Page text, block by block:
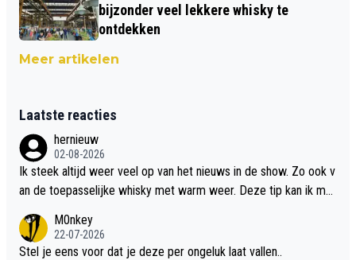
bijzonder veel lekkere whisky te
ontdekken
Meer artikelen
Laatste reacties
hernieuw
02-08-2026
Ik steek altijd weer veel op van het nieuws in de show. Zo ook v
an de toepasselijke whisky met warm weer. Deze tip kan ik met
M0nkey
22-07-2026
Stel je eens voor dat je deze per ongeluk laat vallen..